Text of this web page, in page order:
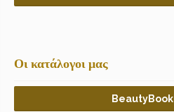
Οι κατάλογοι μας